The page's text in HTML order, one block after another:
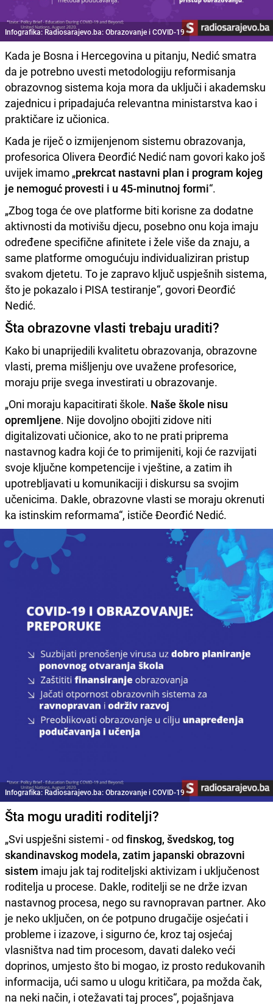
Infografika: Radiosarajevo.ba: Obrazovanje i COVID-19
Kada je Bosna i Hercegovina u pitanju, Nedić smatra
da je potrebno uvesti metodologiju reformisanja
obrazovnog sistema koja mora da uključi i akademsku
zajednicu i pripadajuća relevantna ministarstva kao i
praktičare iz učionica.
Kada je riječ o izmijenjenom sistemu obrazovanja,
profesorica Olivera Đeorđić Nedić nam govori kako još
uvijek imamo „prekrcat nastavni plan i program kojeg
je nemoguć provesti i u 45-minutnoj formi“.
„Zbog toga će ove platforme biti korisne za dodatne
aktivnosti da motivišu djecu, posebno onu koja imaju
određene specifične afinitete i žele više da znaju, a
same platforme omogućuju individualiziran pristup
svakom djetetu. To je zapravo ključ uspješnih sistema,
što je pokazalo i PISA testiranje“, govori Đeorđić
Nedić.
Šta obrazovne vlasti trebaju uraditi?
Kako bi unaprijedili kvalitetu obrazovanja, obrazovne
vlasti, prema mišljenju ove uvažene profesorice,
moraju prije svega investirati u obrazovanje.
„Oni moraju kapacitirati škole. Naše škole nisu
opremljene. Nije dovoljno obojiti zidove niti
digitalizovati učionice, ako to ne prati priprema
nastavnog kadra koji će to primijeniti, koji će razvijati
svoje ključne kompetencije i vještine, a zatim ih
upotrebljavati u komunikaciji i diskursu sa svojim
učenicima. Dakle, obrazovne vlasti se moraju okrenuti
ka istinskim reformama“, ističe Đeorđić Nedić.
Infografika: Radiosarajevo.ba: Obrazovanje i COVID-19
Šta mogu uraditi roditelji?
„Svi uspješni sistemi - od finskog, švedskog, tog
skandinavskog modela, zatim japanski obrazovni
sistem imaju jak taj roditeljski aktivizam i uključenost
roditelja u procese. Dakle, roditelji se ne drže izvan
nastavnog procesa, nego su ravnopravan partner. Ako
je neko uključen, on će potpuno drugačije osjećati i
probleme i izazove, i sigurno će, kroz taj osjećaj
vlasništva nad tim procesom, davati daleko veći
doprinos, umjesto što bi mogao, iz prosto redukovanih
informacija, ući samo u ulogu kritičara, pa možda čak,
na neki način, i otežavati taj proces“, pojašnjava